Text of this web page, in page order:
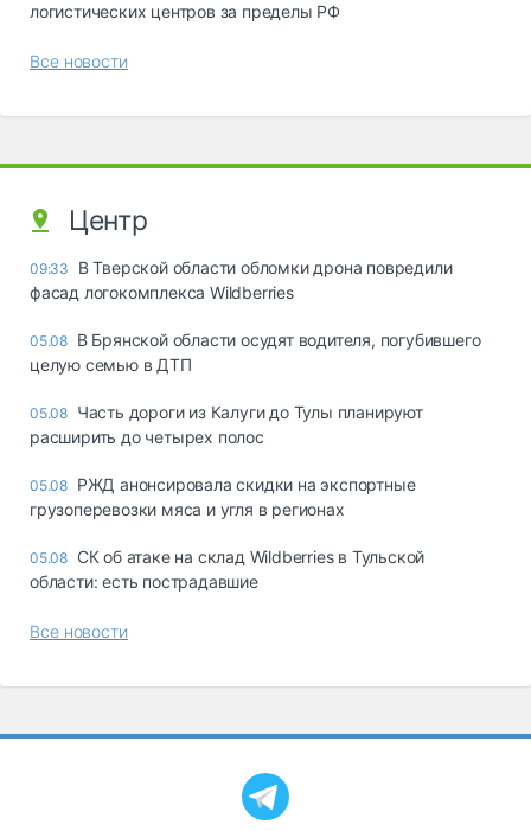
логистических центров за пределы РФ
Все новости
Центр
09:33
В Тверской области обломки дрона повредили
фасад логокомплекса Wildberries
05.08 В Брянской области осудят водителя, погубившего
целую семью в ДТП
05.08 Часть дороги из Калуги до Тулы планируют
расширить до четырех полос
05.08 РЖД анонсировала скидки на экспортные
грузоперевозки мяса и угля в регионах
05.08 СК об атаке на склад Wildberries в Тульской
области: есть пострадавшие
Все новости